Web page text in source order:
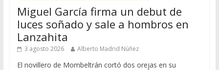
Miguel García firma un debut de
luces soñado y sale a hombros en
Lanzahita
3 agosto 2026 Alberto Madrid Núñez
El novillero de Mombeltrán cortó dos orejas en su